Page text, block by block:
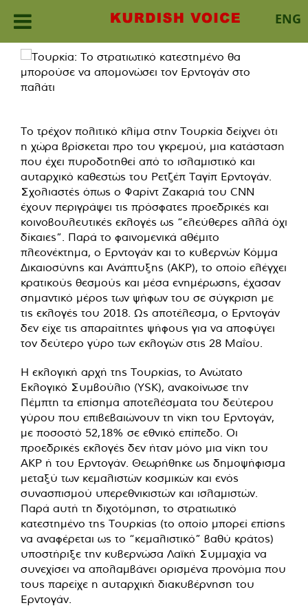
ENG
Skip
content
Το τρέχον πολιτικό κλίμα στην Τουρκία δείχνει ότι
η χώρα βρίσκεται προ του γκρεμού, μια κατάσταση
που έχει πυροδοτηθεί από το ισλαμιστικό και
αυταρχικό καθεστώς του Ρετζέπ Ταγίπ Ερντογάν.
Σχολιαστές όπως ο Φαρίντ Ζακαριά του CNN
έχουν περιγράψει τις πρόσφατες προεδρικές και
κοινοβουλευτικές εκλογές ως “ελεύθερες αλλά όχι
δίκαιες”. Παρά το φαινομενικά αθέμιτο
πλεονέκτημα, ο Ερντογάν και το κυβερνών Κόμμα
Δικαιοσύνης και Ανάπτυξης (AKP), το οποίο ελέγχει
κρατικούς θεσμούς και μέσα ενημέρωσης, έχασαν
σημαντικό μέρος των ψήφων του σε σύγκριση με
τις εκλογές του 2018. Ως αποτέλεσμα, ο Ερντογάν
δεν είχε τις απαραίτητες ψήφους για να αποφύγει
τον δεύτερο γύρο των εκλογών στις 28 Μαΐου.
Η εκλογική αρχή της Τουρκίας, το Ανώτατο
Εκλογικό Συμβούλιο (YSK), ανακοίνωσε την
Πέμπτη τα επίσημα αποτελέσματα του δεύτερου
γύρου που επιβεβαιώνουν τη νίκη του Ερντογάν,
με ποσοστό 52,18% σε εθνικό επίπεδο. Οι
προεδρικές εκλογές δεν ήταν μόνο μια νίκη του
AKP ή του Ερντογάν. Θεωρήθηκε ως δημοψήφισμα
μεταξύ των κεμαλιστών κοσμικών και ενός
συνασπισμού υπερεθνικιστών και ισλαμιστών.
Παρά αυτή τη διχοτόμηση, το στρατιωτικό
κατεστημένο της Τουρκίας (το οποίο μπορεί επίσης
να αναφέρεται ως το “κεμαλιστικό” βαθύ κράτος)
υποστήριξε την κυβερνώσα Λαϊκή Συμμαχία να
συνεχίσει να απολαμβάνει ορισμένα προνόμια που
τους παρείχε η αυταρχική διακυβέρνηση του
Ερντογάν.